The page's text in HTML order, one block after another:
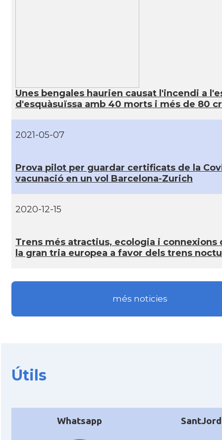
Unes bengales haurien causat l'incendi a
d'esquàsuïssa amb 40 morts i més de 80
2021-05-07
Prova pilot per guardar certificats de la
vacunació en un vol Barcelona-Zurich
2020-12-15
Trens més atractius, ecologia i connexions
la gran tria europea a favor dels trens
més noticies
Útils
Whatsapp